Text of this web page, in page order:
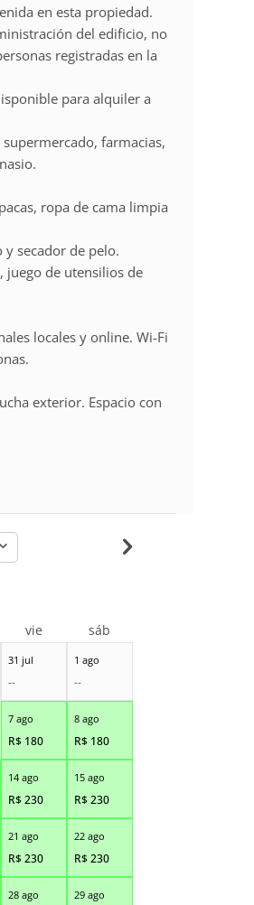
en esta propiedad.
del edificio, no
registradas en la
para alquiler a
farmacias,
ropa de cama limpia
secador de pelo.
juego de utensilios de
locales y online. Wi-Fi
exterior. Espacio con
31 jul
--
1 ago
--
7 ago
R$ 180
8 ago
R$ 180
14 ago
R$230
15 ago
R$230
21 ago
R$230
22 ago
R$230
28 ago 29 ago
vie sáb